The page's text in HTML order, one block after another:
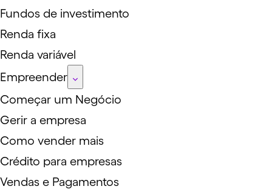
Fundos de investimento
Renda fixa
Renda variável
Empreender
Começar um Negócio
Gerir a empresa
Como vender mais
Crédito para empresas
Vendas e Pagamentos